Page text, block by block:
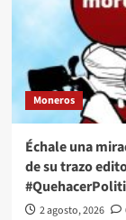
#Monero
a
través
de
su
trazo
editorial///
No
y
el
Si
Moneros
Échale una
de su trazo
2 agosto, 2026